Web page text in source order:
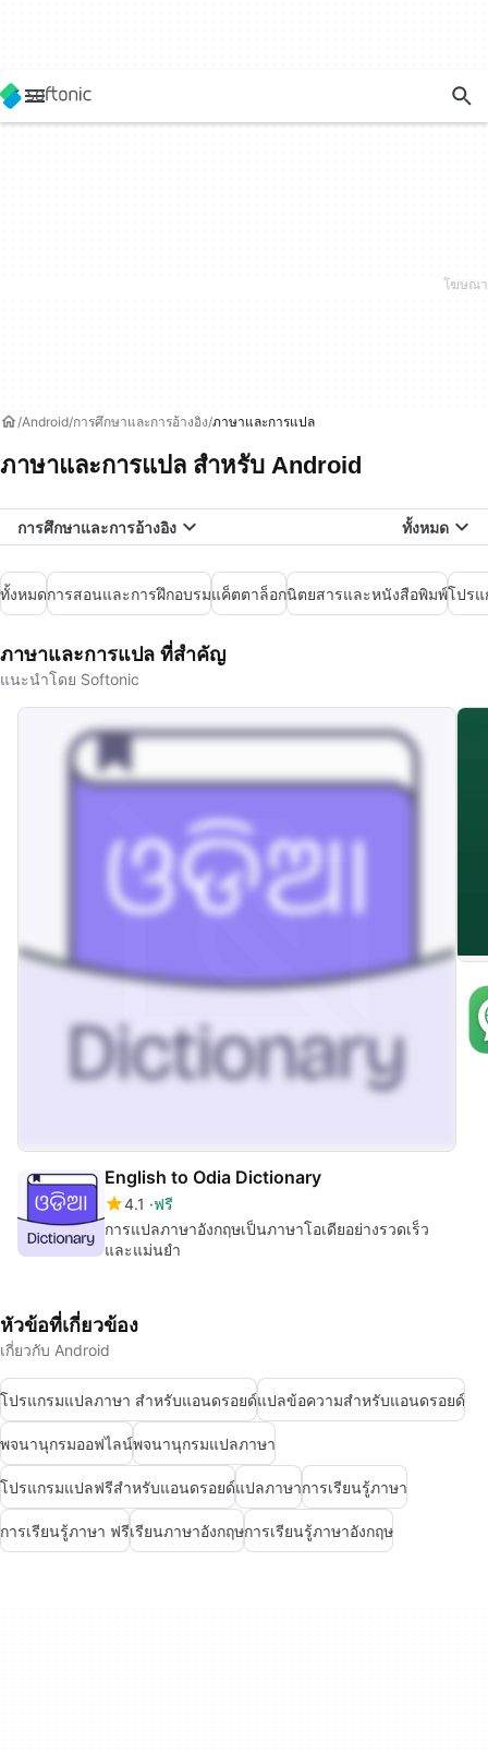
Android การศึกษาและการอ้างอิง ภาษาและการแปล
ภาษาและการแปล สำหรับ Android
การศึกษาและการอ้างอิง ทั้งหมด
ทั้งหมดการสอนและการฝึกอบรมแค็ตตาล็อกนิตยสารและหนังสือพิมพ์โปรแ
ภาษาและการแปล ที่สำคัญ
แนะนำโดย Softonic
English to Odia Dictionary
4.1
ฟรี
การแปลภาษาอังกฤษเป็นภาษาโอเดียอย่างรวดเร็ว
และแม่นยำ
หัวข้อที่เกี่ยวข้อง
เกี่ยวกับ Android
โปรแกรมแปลภาษา สำหรับแอนดรอยด์แปลข้อความสำหรับแอนดรอยด์
พจนานุกรมออฟไลน์พจนานุกรมแปลภาษา
โปรแกรมแปลฟรีสำหรับแอนดรอยด์แปลภาษาการเรียนรู้ภาษา
การเรียนรู้ภาษา ฟรีเรียนภาษาอังกฤษการเรียนรู้ภาษาอังกฤษ